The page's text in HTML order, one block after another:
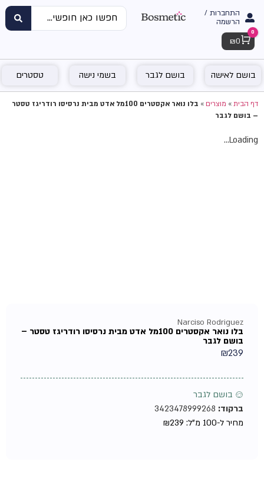
התחברות /
הרשמה
Cart
0
₪ 0
בושם לאישה בושם לגבר בשמי נישה טסטרים
דף הבית»מוצרים»
בלו נואר אקסטרים 100מל אדט מבית נרסיסו רודריגז טסטר
– בושם לגבר
Loading...
Narciso Rodriguez
בלו נואר אקסטרים 100מל אדט מבית נרסיסו רודריגז טסטר –
בושם לגבר
₪239
♂ בושם לגבר
ברקוד:3423478999268
מחיר ל-100 מ"ל:
₪239